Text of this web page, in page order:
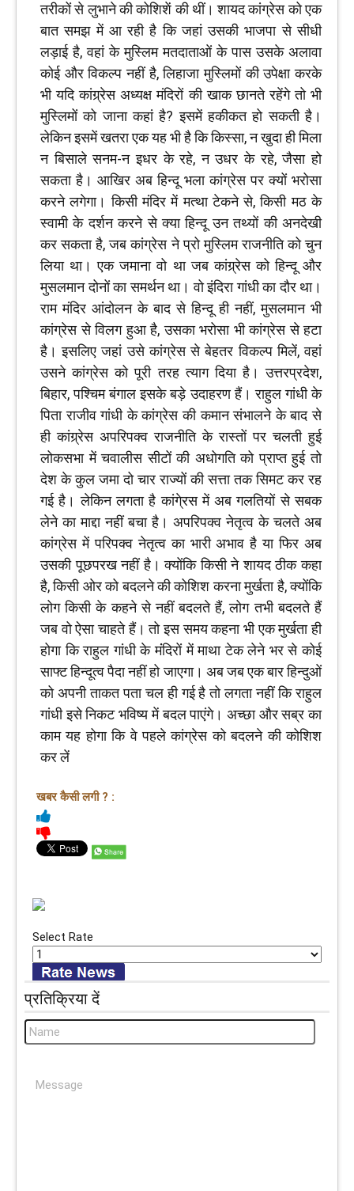
तरीकों से लुभाने की कोशिशें की थीं। शायद कांग्रेस को एक
बात समझ में आ रही है कि जहां उसकी भाजपा से सीधी
लड़ाई है, वहां के मुस्लिम मतदाताओं के पास उसके अलावा
कोई और विकल्प नहीं है, लिहाजा मुस्लिमों की उपेक्षा करके
भी यदि कांग्र्रेस अध्यक्ष मंदिरों की खाक छानते रहेंगे तो भी
मुस्लिमों को जाना कहां है? इसमें हकीकत हो सकती है।
लेकिन इसमें खतरा एक यह भी है कि किस्सा, न खुदा ही मिला
न बिसाले सनम-न इधर के रहे, न उधर के रहे, जैसा हो
सकता है। आखिर अब हिन्दू भला कांग्रेस पर क्यों भरोसा
करने लगेगा। किसी मंदिर में मत्था टेकने से, किसी मठ के
स्वामी के दर्शन करने से क्या हिन्दू उन तथ्यों की अनदेखी
कर सकता है, जब कांग्रेस ने प्रो मुस्लिम राजनीति को चुन
लिया था। एक जमाना वो था जब कांग्र्रेस को हिन्दू और
मुसलमान दोनों का समर्थन था। वो इंदिरा गांधी का दौर था।
राम मंदिर आंदोलन के बाद से हिन्दू ही नहीं, मुसलमान भी
कांग्रेस से विलग हुआ है, उसका भरोसा भी कांग्रेस से हटा
है। इसलिए जहां उसे कांग्रेस से बेहतर विकल्प मिलें, वहां
उसने कांग्रेस को पूरी तरह त्याग दिया है। उत्तरप्रदेश,
बिहार, पश्चिम बंगाल इसके बड़े उदाहरण हैं। राहुल गांधी के
पिता राजीव गांधी के कांग्रेस की कमान संभालने के बाद से
ही कांग्र्रेस अपरिपक्व राजनीति के रास्तों पर चलती हुई
लोकसभा में चवालीस सीटों की अधोगति को प्राप्त हुई तो
देश के कुल जमा दो चार राज्यों की सत्ता तक सिमट कर रह
गई है। लेकिन लगता है कांगे्रस में अब गलतियों से सबक
लेने का माद्दा नहीं बचा है। अपरिपक्व नेतृत्व के चलते अब
कांग्रेस में परिपक्व नेतृत्व का भारी अभाव है या फिर अब
उसकी पूछपरख नहीं है। क्योंकि किसी ने शायद ठीक कहा
है, किसी ओर को बदलने की कोशिश करना मुर्खता है, क्योंकि
लोग किसी के कहने से नहीं बदलते हैं, लोग तभी बदलते हैं
जब वो ऐसा चाहते हैं। तो इस समय कहना भी एक मुर्खता ही
होगा कि राहुल गांधी के मंंदिरों में माथा टेक लेने भर से कोई
साफ्ट हिन्दूत्व पैदा नहीं हो जाएगा। अब जब एक बार हिन्दुओं
को अपनी ताकत पता चल ही गई है तो लगता नहीं कि राहुल
गांधी इसे निकट भविष्य में बदल पाएंगे। अच्छा और सब्र का
काम यह होगा कि वे पहले कांग्रेस को बदलने की कोशिश
कर लें
खबर कैसी लगी ? :
Select Rate
प्रतिक्रिया दें